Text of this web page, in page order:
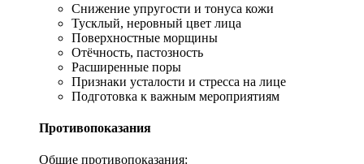
Снижение упругости и тонуса кожи
Тусклый, неровный цвет лица
Поверхностные морщины
Отёчность, пастозность
Расширенные поры
Признаки усталости и стресса на лице
Подготовка к важным мероприятиям
Противопоказания
Общие противопоказания: